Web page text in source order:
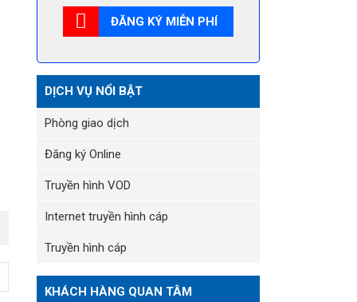
ĐĂNG KÝ MIỄN PHÍ
DỊCH VỤ NỔI BẬT
Phòng giao dịch
Đăng ký Online
Truyền hình VOD
Internet truyền hình cáp
Truyền hình cáp
KHÁCH HÀNG QUAN TÂM